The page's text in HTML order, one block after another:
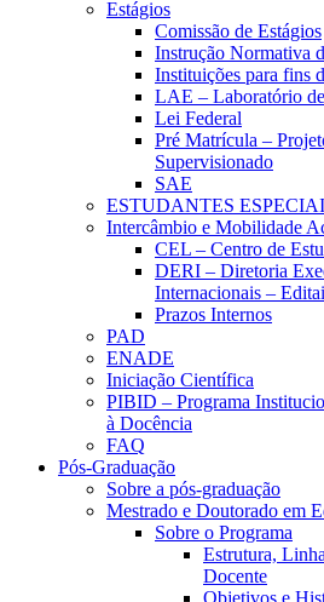
Estágios
Comissão de Estágios
Instrução Normativa
Instituições para fins
LAE – Laboratório
Lei Federal
Pré Matrícula –
Supervisionado
SAE
ESTUDANTES
Intercâmbio e Mobilidade
CEL – Centro de
DERI – Diretoria
Internacionais –
Prazos Internos
PAD
ENADE
Iniciação Científica
PIBID – Programa
à Docência
FAQ
Pós-Graduação
Sobre a pós-graduação
Mestrado e Doutorado em
Sobre o Programa
Estrutura,
Docente
Objetivos e